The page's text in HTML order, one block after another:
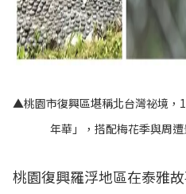
▲桃園市復興區堪稱北台灣祕境，
年華」，搭配梅花季與周
桃園復興羅浮地區在泰雅